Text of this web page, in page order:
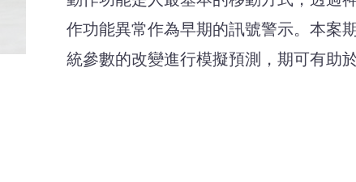
作功能異常作為早期的訊號警示。本案
統參數的改變進行模擬預測，期可有助